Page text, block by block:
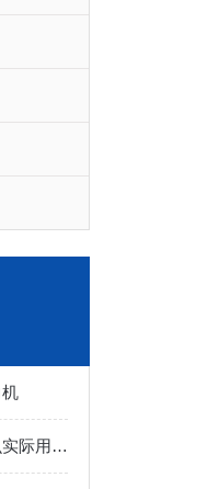
超声波探伤仪的试块有什么实际用途呢